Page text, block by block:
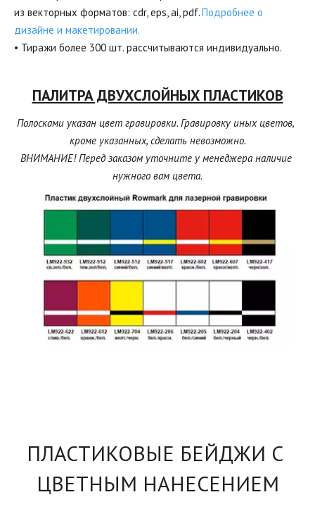
из векторных форматов: cdr, eps, ai, pdf. Подробнее о
дизайне и макетировании.
• Тиражи более 300 шт. рассчитываются индивидуально.
ПАЛИТРА ДВУХСЛОЙНЫХ ПЛАСТИКОВ
Полосками указан цвет гравировки. Гравировку иных цветов,
кроме указанных, сделать невозможно.
ВНИМАНИЕ! Перед заказом уточните у менеджера наличие
нужного вам цвета.
ПЛАСТИКОВЫЕ БЕЙДЖИ С
ЦВЕТНЫМ НАНЕСЕНИЕМ